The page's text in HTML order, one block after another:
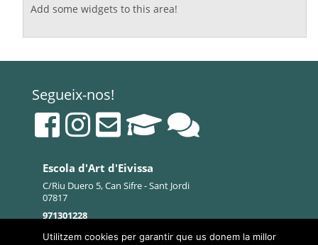
Add some widgets to this area!
Segueix-nos!
Escola d'Art d'Eivissa
C/Riu Duero 5, Can Sifre - Sant Jordi
07817
971301228
mapa
contacte
Utilitzem cookies per garantir que us donem la millor